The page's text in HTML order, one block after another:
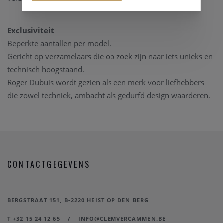
Exclusiviteit
Beperkte aantallen per model.
Gericht op verzamelaars die op zoek zijn naar iets unieks en
technisch hoogstaand.
Roger Dubuis wordt gezien als een merk voor liefhebbers
die zowel techniek, ambacht als gedurfd design waarderen.
CONTACTGEGEVENS
BERGSTRAAT 151, B-2220 HEIST OP DEN BERG
T +32 15 24 12 65 / INFO@CLEMVERCAMMEN.BE